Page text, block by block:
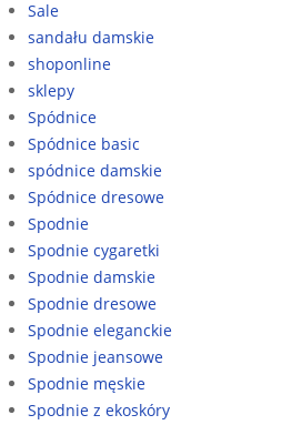
Sale
sandału damskie
shoponline
sklepy
Spódnice
Spódnice basic
spódnice damskie
Spódnice dresowe
Spodnie
Spodnie cygaretki
Spodnie damskie
Spodnie dresowe
Spodnie eleganckie
Spodnie jeansowe
Spodnie męskie
Spodnie z ekoskóry